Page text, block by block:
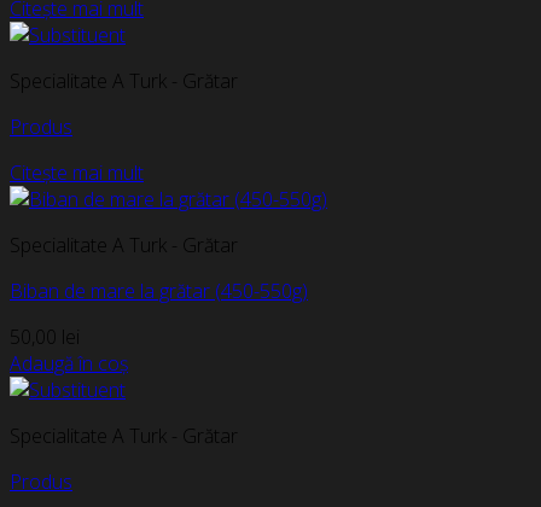
Citește mai mult
Specialitate A Turk - Grătar
Produs
Citește mai mult
Specialitate A Turk - Grătar
Biban de mare la grătar (450-550g)
50,00 lei
Adaugă în coș
Specialitate A Turk - Grătar
Produs